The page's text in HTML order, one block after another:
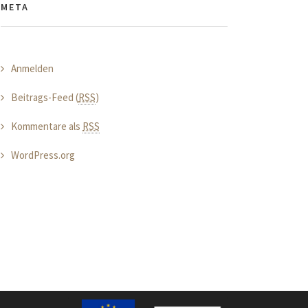
META
Anmelden
Beitrags-Feed (RSS)
Kommentare als RSS
WordPress.org